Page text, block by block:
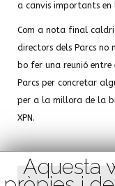
Aquesta
a canvis importants en
Com a nota final
directors dels Parcs no
bo fer una reunió entre
Parcs per concretar
per a la millora de la
XPN.